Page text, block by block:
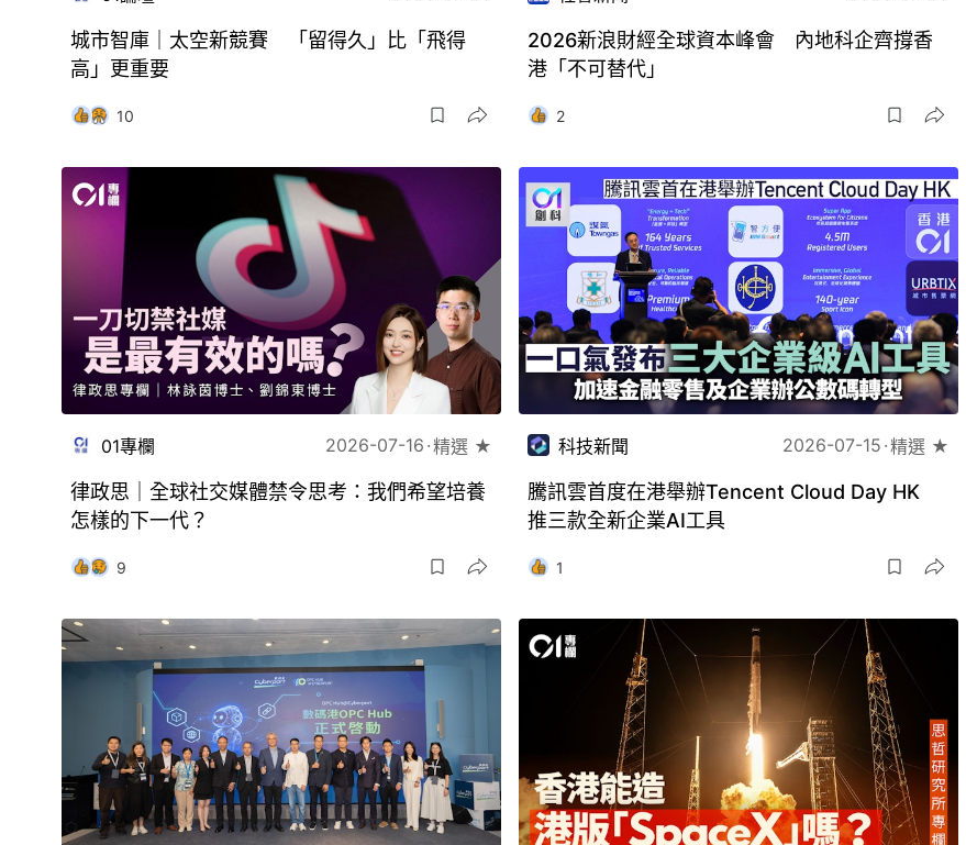
城市智庫｜太空新競賽 「留得久」比「飛得
高」更重要
10
2026新浪財經全球資本峰會 內地科企齊撐香
港「不可替代」
2
01專欄 2026-07-16 精選 ★
律政思｜全球社交媒體禁令思考：我們希望培養
怎樣的下一代？
9
科技新聞 2026-07-15 精選 ★
騰訊雲首度在港舉辦Tencent Cloud Day HK
推三款全新企業AI工具
1